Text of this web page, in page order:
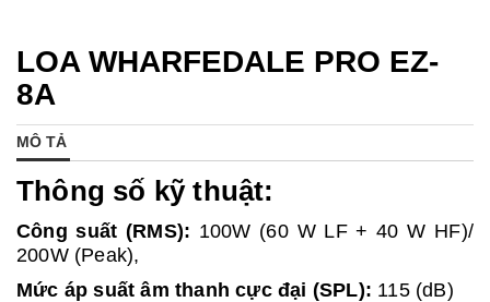
LOA WHARFEDALE PRO EZ-
8A
MÔ TẢ
Thông số kỹ thuật:
Công suất (RMS): 100W (60 W LF + 40 W HF)/
200W (Peak),
Mức áp suất âm thanh cực đại (SPL): 115 (dB)